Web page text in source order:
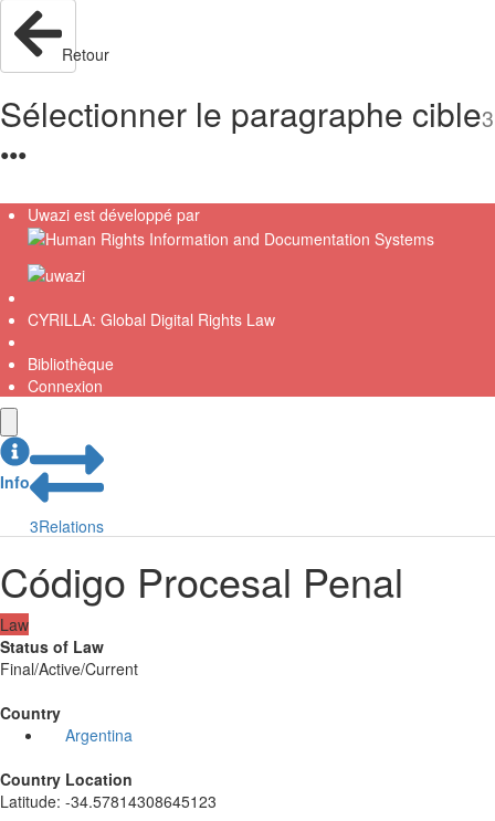
Retour
Sélectionner le paragraphe cible3
●●●
Uwazi est développé par
CYRILLA: Global Digital Rights Law
Bibliothèque
Connexion
Info
3Relations
Código Procesal Penal
Law
Status of Law
Final/Active/Current
Country
Argentina
Country Location
Latitude: -34.57814308645123